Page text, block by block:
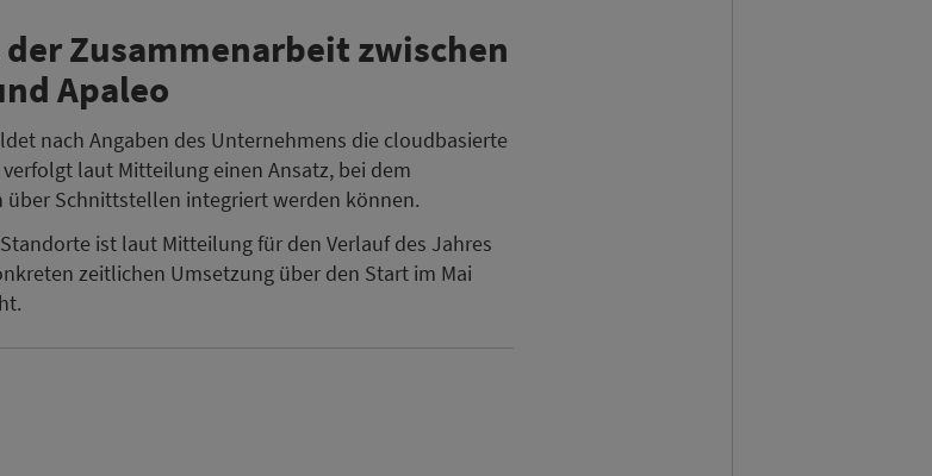
Zusammenarbeit zwischen
Apaleo
nach Angaben des Unternehmens die cloudbasierte
laut Mitteilung einen Ansatz, bei dem
über Schnittstellen integriert werden können.
ist laut Mitteilung für den Verlauf des Jahres
zeitlichen Umsetzung über den Start im Mai